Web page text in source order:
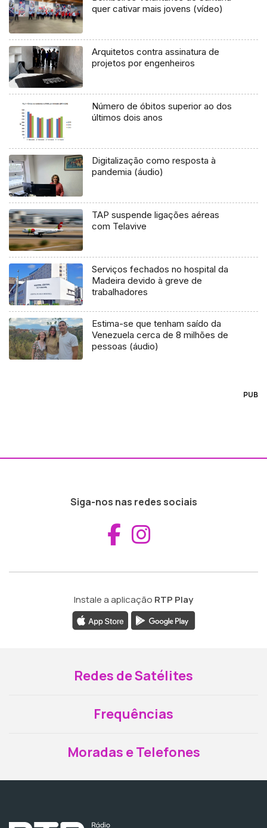
quer cativar mais jovens (vídeo)
Arquitetos contra assinatura de
projetos por engenheiros
Número de óbitos superior ao dos
últimos dois anos
Digitalização como resposta à
pandemia (áudio)
TAP suspende ligações aéreas
com Telavive
Serviços fechados no hospital da
Madeira devido à greve de
trabalhadores
Estima-se que tenham saído da
Venezuela cerca de 8 milhões de
pessoas (áudio)
PUB
Siga-nos nas redes sociais
Aceder ao
Instale a aplicação RTP Play
Redes de Satélites
Frequências
Moradas e Telefones